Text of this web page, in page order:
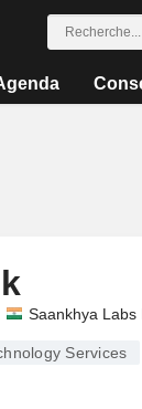
Saankhya Labs
Services